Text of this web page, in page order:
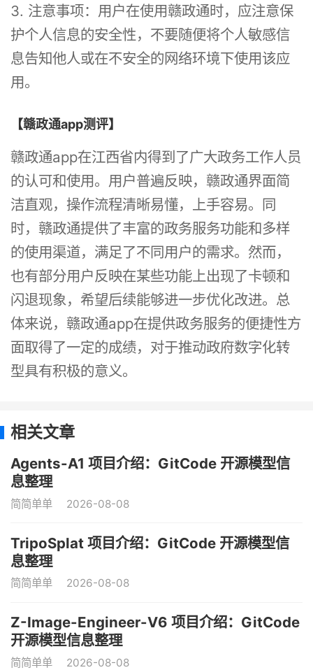
3. 注意事项：用户在使用赣政通时，应注意保
护个人信息的安全性，不要随便将个人敏感信
息告知他人或在不安全的网络环境下使用该应
用。
【赣政通app测评】
赣政通app在江西省内得到了广大政务工作人员
的认可和使用。用户普遍反映，赣政通界面简
洁直观，操作流程清晰易懂，上手容易。同
时，赣政通提供了丰富的政务服务功能和多样
的使用渠道，满足了不同用户的需求。然而，
也有部分用户反映在某些功能上出现了卡顿和
闪退现象，希望后续能够进一步优化改进。总
体来说，赣政通app在提供政务服务的便捷性方
面取得了一定的成绩，对于推动政府数字化转
型具有积极的意义。
相关文章
Agents-A1 项目介绍：GitCode 开源模型信
息整理
简简单单 2026-08-08
TripoSplat 项目介绍：GitCode 开源模型信
息整理
简简单单 2026-08-08
Z-Image-Engineer-V6 项目介绍：GitCode
开源模型信息整理
简简单单 2026-08-08